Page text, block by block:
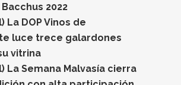
2022
La DOP Vinos de
luce trece galardones
vitrina
La Semana Malvasía cierra